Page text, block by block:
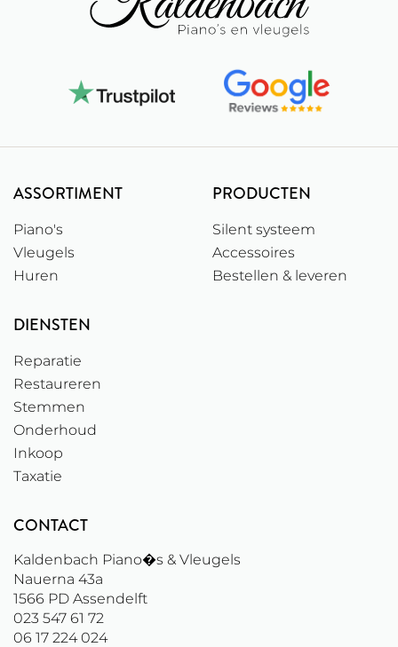
ASSORTIMENT
Piano's
Vleugels
Huren
PRODUCTEN
Silent systeem
Accessoires
Bestellen & leveren
DIENSTEN
Reparatie
Restaureren
Stemmen
Onderhoud
Inkoop
Taxatie
CONTACT
Kaldenbach Piano�s & Vleugels
Nauerna 43a
1566 PD Assendelft
023 547 61 72
06 17 224 024